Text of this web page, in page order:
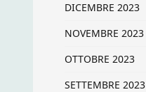
DICEMBRE 2023
NOVEMBRE 2023
OTTOBRE 2023
SETTEMBRE 2023